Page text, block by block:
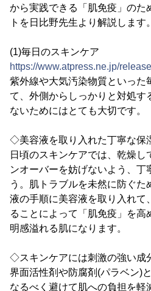
から実践できる「肌免疫」のた
トを日比野先生より解説します。
(1)毎日のスキンケア
https://www.atpress.ne.jp/
紫外線や大気汚染物質といった
て、外側からしっかりと対処す
ないためにはとても大切です。
◇美容液を取り入れた丁寧な保
日頃のスキンケアでは、乾燥し
ンオーバーを妨げないよう、丁
う。肌トラブルを未然に防ぐ
液の手順に美容液を取り入れて
ることによって「肌免疫」を高
明感溢れる肌になります。
◇スキンケアには刺激の強い成
界面活性剤や防腐剤(パラベン)
なるべく避けて肌への負担を軽